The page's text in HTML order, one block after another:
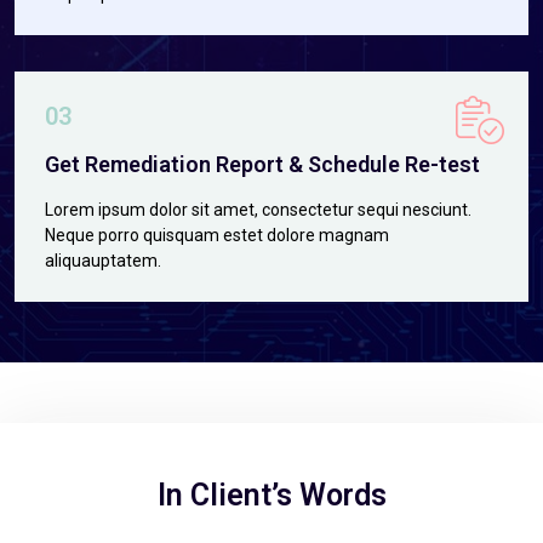
03
Get Remediation Report & Schedule Re-test
Lorem ipsum dolor sit amet, consectetur sequi nesciunt.
Neque porro quisquam estet dolore magnam
aliquauptatem.
In Client’s Words